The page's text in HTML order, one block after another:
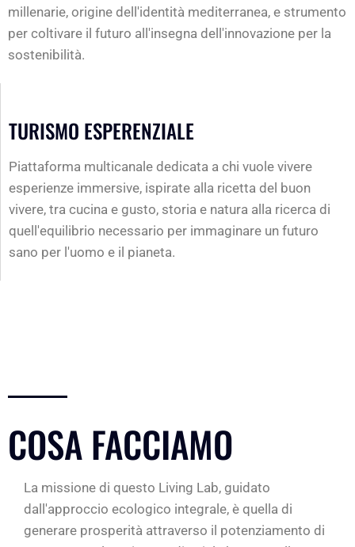
millenarie, origine dell'identità mediterranea, e strumento
per coltivare il futuro all'insegna dell'innovazione per la
sostenibilità.
TURISMO ESPERENZIALE
Piattaforma multicanale dedicata a chi vuole vivere
esperienze immersive, ispirate alla ricetta del buon
vivere, tra cucina e gusto, storia e natura alla ricerca di
quell'equilibrio necessario per immaginare un futuro
sano per l'uomo e il pianeta.
COSA FACCIAMO
La missione di questo Living Lab, guidato
dall'approccio ecologico integrale, è quella di
generare prosperità attraverso il potenziamento di